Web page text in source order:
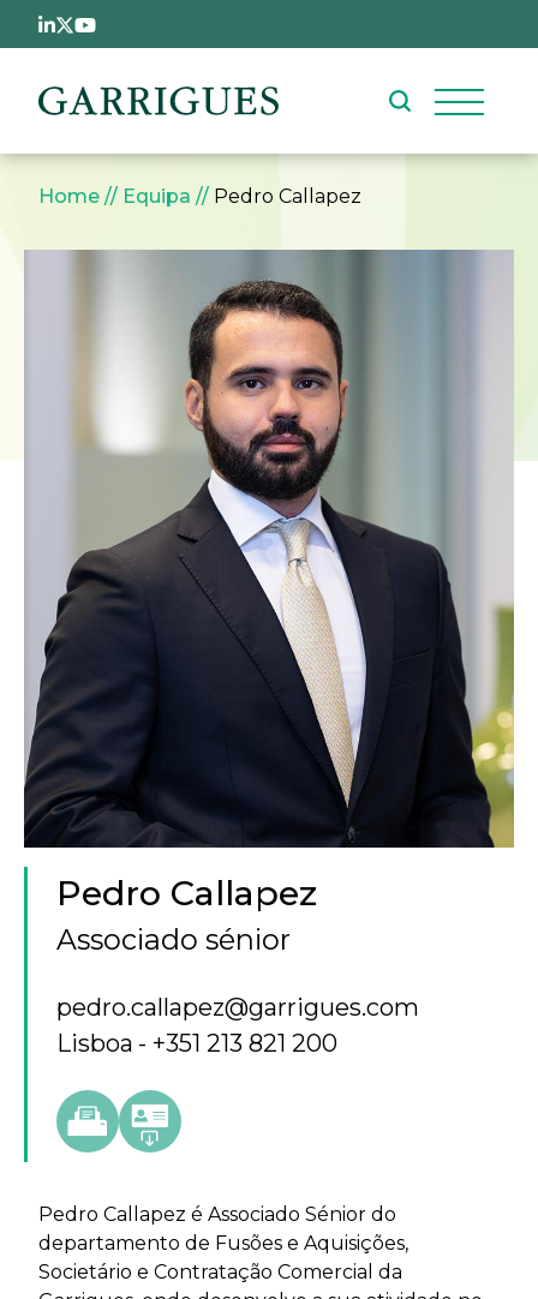
Passar para o conteúdo principal
Navegação estrutural
Home Equipa Pedro Callapez
Pedro Callapez
Associado sénior
pedro.callapez@garrigues.com
Lisboa
+351 213 821 200
Pedro Callapez é Associado Sénior do
departamento de Fusões e Aquisições,
Societário e Contratação Comercial da